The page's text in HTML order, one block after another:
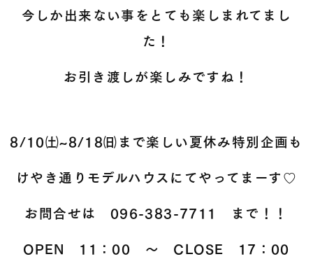
今しか出来ない事をとても楽しまれてまし
た！
お引き渡しが楽しみですね！
8/10㈯~8/18㈰まで楽しい夏休み特別企画も
けやき通りモデルハウスにてやってまーす♡
お問合せは 096-383-7711 まで！！
OPEN 11：00 ～ CLOSE 17：00